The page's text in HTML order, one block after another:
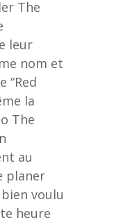
The
leur
nom et
“Red
la
The
au
planer
voulu
heure